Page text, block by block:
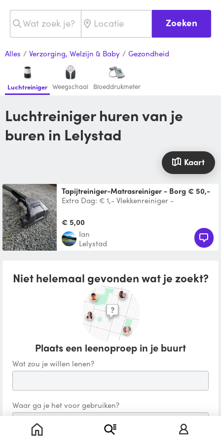
Zoeken
Alles / Verzorging, Welzijn & Baby / Gezondheid
Luchtreiniger Weegschaal Bloeddrukmeter
Luchtreiniger huren van je
buren in Lelystad
Kaart
Tapijtreiniger-Matrasreiniger - Borg € 50,-
Extra Dag: € 1,- Vlekkenreiniger -
€ 5,00
Ian
Lelystad
Niet helemaal gevonden wat je zoekt?
Plaats een leenoproep in je buurt
Wat zou je willen lenen?
Waar ga je het voor gebruiken?